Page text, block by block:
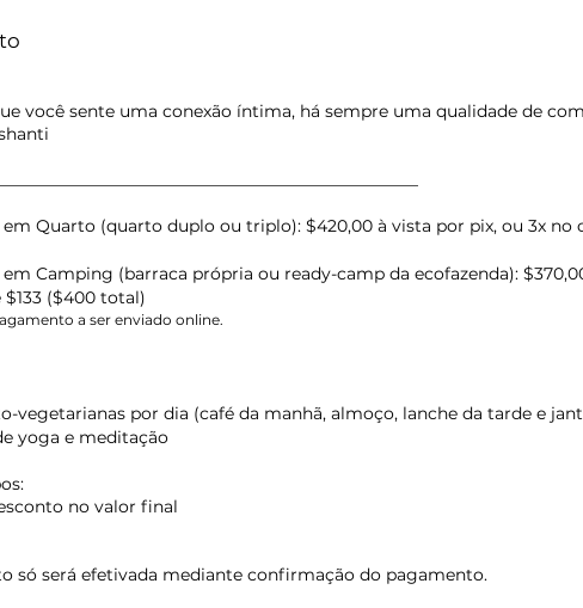
você sente uma conexão íntima, há sempre uma qualidade de
Quarto (quarto duplo ou triplo): $420,00 à vista por pix, ou 3x no
Camping (barraca própria ou ready-camp da ecofazenda):
($400 total)
a ser enviado online.
vegetarianas por dia (café da manhã, almoço, lanche da tarde e
yoga e meditação
no valor final
só será efetivada mediante confirmação do pagamento.